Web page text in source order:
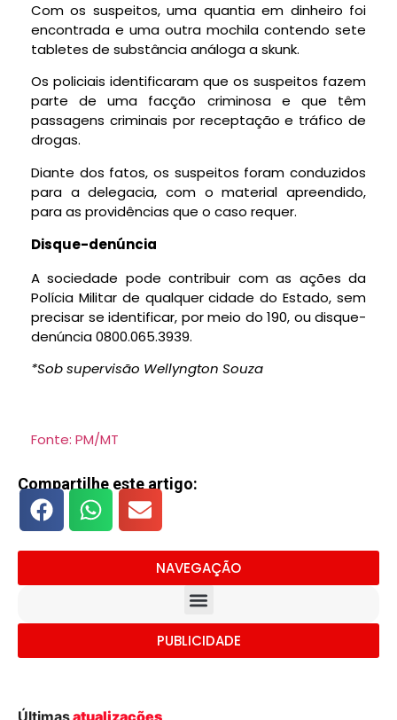
Com os suspeitos, uma quantia em dinheiro foi
encontrada e uma outra mochila contendo sete
tabletes de substância análoga a skunk.
Os policiais identificaram que os suspeitos fazem
parte de uma facção criminosa e que têm
passagens criminais por receptação e tráfico de
drogas.
Diante dos fatos, os suspeitos foram conduzidos
para a delegacia, com o material apreendido,
para as providências que o caso requer.
Disque-denúncia
A sociedade pode contribuir com as ações da
Polícia Militar de qualquer cidade do Estado, sem
precisar se identificar, por meio do 190, ou disque-
denúncia 0800.065.3939.
*Sob supervisão Wellyngton Souza
Fonte: PM/MT
Compartilhe este artigo:
NAVEGAÇÃO
PUBLICIDADE